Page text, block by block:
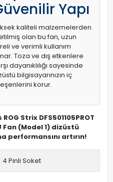
Yapı
kaliteli malzemelerden
olan bu fan, uzun
ve verimli kullanım
Toza ve dış etkenlere
dayanıklılığı sayesinde
bilgisayarınızın iç
korur.
Strix DFS501105PROT
Fan (Model 1) dizüstü
performansını artırın!
4 Pinli Soket